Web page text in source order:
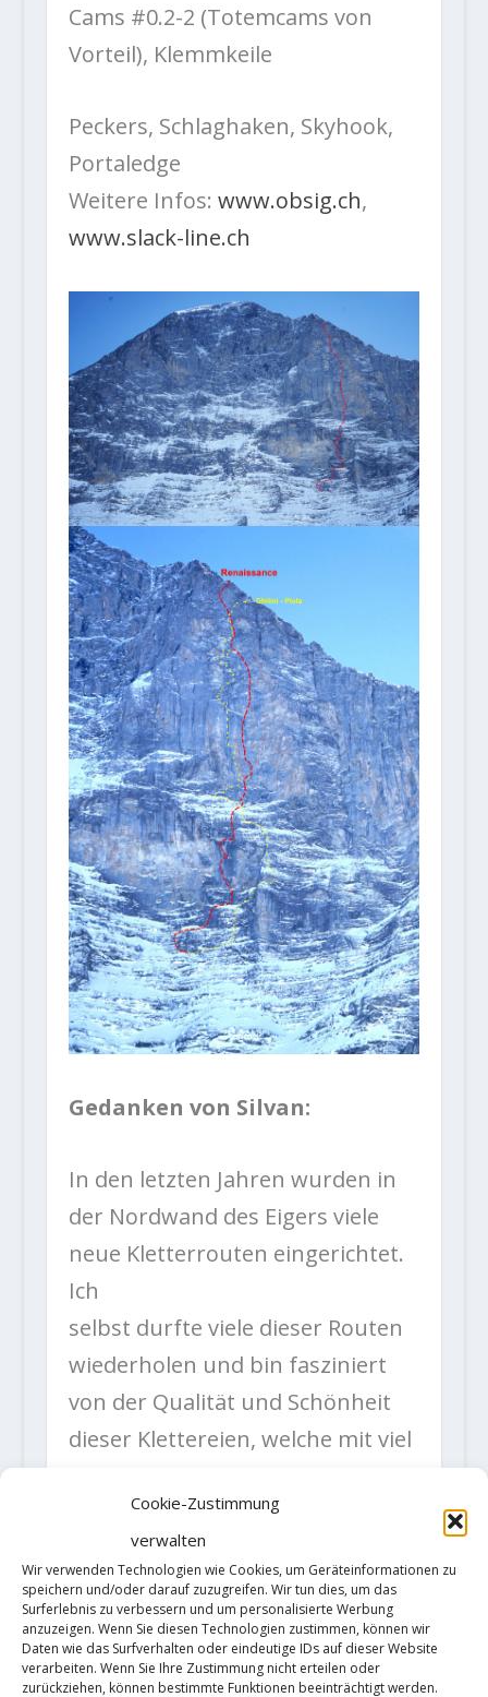
Cookie-Zustimmung
verwalten
Wir verwenden Technologien wie Cookies, um Geräteinformationen zu
speichern und/oder darauf zuzugreifen. Wir tun dies, um das
Surferlebnis zu verbessern und um personalisierte Werbung
anzuzeigen. Wenn Sie diesen Technologien zustimmen, können wir
Daten wie das Surfverhalten oder eindeutige IDs auf dieser Website
verarbeiten. Wenn Sie Ihre Zustimmung nicht erteilen oder
zurückziehen, können bestimmte Funktionen beeinträchtigt werden.
Cams #0.2-2 (Totemcams von
Vorteil), Klemmkeile
Peckers, Schlaghaken, Skyhook,
Portaledge
Weitere Infos: www.obsig.ch,
www.slack-line.ch
Gedanken von Silvan:
In den letzten Jahren wurden in
der Nordwand des Eigers viele
neue Kletterrouten eingerichtet.
Ich
selbst durfte viele dieser Routen
wiederholen und bin fasziniert
von der Qualität und Schönheit
dieser Klettereien, welche mit viel
erstbegangen wurden.
Diese Routen haben alle
gemeinsam, dass sie mit Hilfe von
elektrischen Bohrmaschinen und
Bohrhaken möglich gemacht